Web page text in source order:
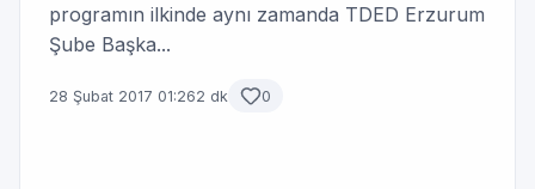
programın ilkinde aynı zamanda TDED Erzurum
Şube Başka...
28 Şubat 2017 01:262 dk 0